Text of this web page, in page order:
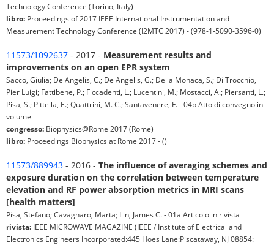
Technology Conference (Torino, Italy)
libro: Proceedings of 2017 IEEE International Instrumentation and
Measurement Technology Conference (I2MTC 2017) - (978-1-5090-3596-0)
11573/1092637 - 2017 - Measurement results and
improvements on an open EPR system
Sacco, Giulia; De Angelis, C.; De Angelis, G.; Della Monaca, S.; Di Trocchio,
Pier Luigi; Fattibene, P.; Ficcadenti, L.; Lucentini, M.; Mostacci, A.; Piersanti, L.;
Pisa, S.; Pittella, E.; Quattrini, M. C.; Santavenere, F. - 04b Atto di convegno in
volume
congresso: Biophysics@Rome 2017 (Rome)
libro: Proceedings Biophysics at Rome 2017 - ()
11573/889943 - 2016 - The influence of averaging schemes and
exposure duration on the correlation between temperature
elevation and RF power absorption metrics in MRI scans
[health matters]
Pisa, Stefano; Cavagnaro, Marta; Lin, James C. - 01a Articolo in rivista
rivista: IEEE MICROWAVE MAGAZINE (IEEE / Institute of Electrical and
Electronics Engineers Incorporated:445 Hoes Lane:Piscataway, NJ 08854: